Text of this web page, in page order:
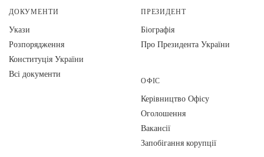
ДОКУМЕНТИ
Укази
Розпорядження
Конституція України
Всі документи
ПРЕЗИДЕНТ
Біографія
Про Президента України
ОФІС
Керівництво Офісу
Оголошення
Вакансії
Запобігання корупції